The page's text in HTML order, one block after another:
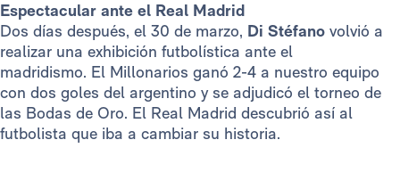
Espectacular ante el Real Madrid
Dos días después, el 30 de marzo, Di Stéfano volvió a
realizar una exhibición futbolística ante el
madridismo. El Millonarios ganó 2-4 a nuestro equipo
con dos goles del argentino y se adjudicó el torneo de
las Bodas de Oro. El Real Madrid descubrió así al
futbolista que iba a cambiar su historia.